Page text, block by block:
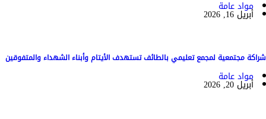
مواد عامة
أبريل 16, 2026
شراكة مجتمعية لمجمع تعليمي بالطائف تستهدف الأيتام وأبناء الشهداء والمتفوقين
مواد عامة
أبريل 20, 2026